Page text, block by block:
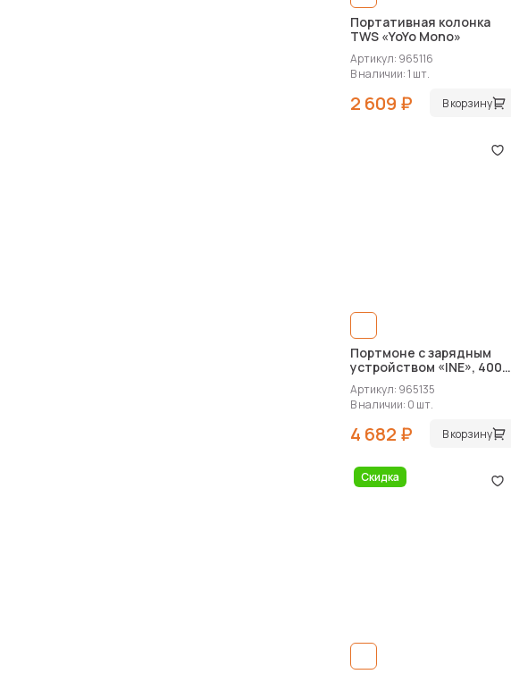
Портативная колонка
TWS «YoYo Mono»
Артикул: 965116
В наличии: 1 шт.
2 609 ₽ В корзину
Портмоне с зарядным
устройством «INE», 4000
mAh
Артикул: 965135
В наличии: 0 шт.
4 682 ₽ В корзину
Скидка